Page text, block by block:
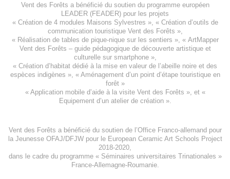
Vent des Forêts a bénéficié du soutien du programme européen
LEADER (FEADER) pour les projets
« Création de 4 modules Maisons Sylvestres », « Création d’outils de
communication touristique Vent des Forêts »,
« Réalisation de tables de pique-nique sur les sentiers », « ArtMapper
Vent des Forêts – guide pédagogique de découverte artistique et
culturelle sur smartphone »,
« Création d’habitat dédié à la mise en valeur de l’abeille noire et des
espèces indigènes », « Aménagement d’un point d’étape touristique en
forêt»
« Application mobile d’aide à la visite Vent des Forêts », et «
Equipement d’un atelier de création».
Vent des Forêts a bénéficié du soutien de l’Office Franco-allemand pour
la Jeunesse OFAJ/DFJWpour leEuropean Ceramic Art Schools Project
2018-2020
dans le cadre du programme « Séminaires universitaires Trinationales »
France-Allemagne-Roumanie.